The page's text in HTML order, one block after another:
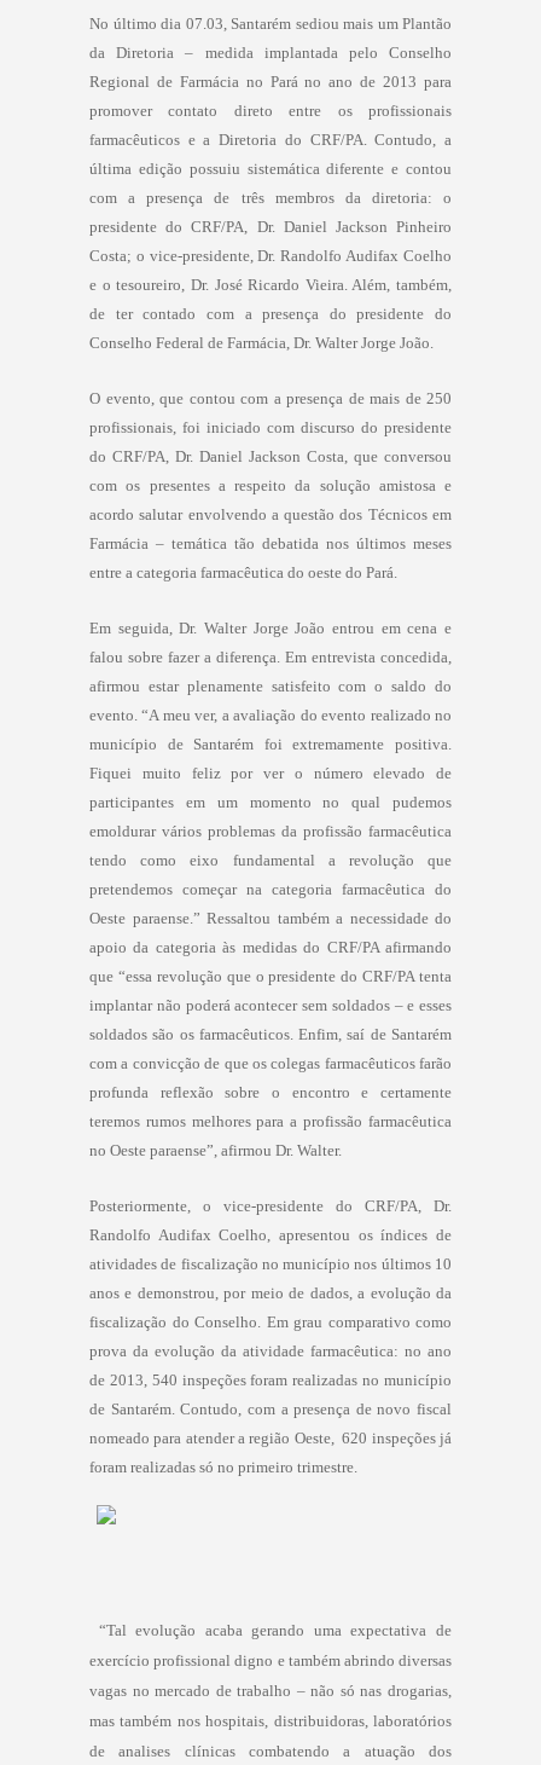
No último dia 07.03, Santarém sediou mais um Plantão
da Diretoria – medida implantada pelo Conselho
Regional de Farmácia no Pará no ano de 2013 para
promover contato direto entre os profissionais
farmacêuticos e a Diretoria do CRF/PA. Contudo, a
última edição possuiu sistemática diferente e contou
com a presença de três membros da diretoria: o
presidente do CRF/PA, Dr. Daniel Jackson Pinheiro
Costa; o vice-presidente, Dr. Randolfo Audifax Coelho
e o tesoureiro, Dr. José Ricardo Vieira. Além, também,
de ter contado com a presença do presidente do
Conselho Federal de Farmácia, Dr. Walter Jorge João.
O evento, que contou com a presença de mais de 250
profissionais, foi iniciado com discurso do presidente
do CRF/PA, Dr. Daniel Jackson Costa, que conversou
com os presentes a respeito da solução amistosa e
acordo salutar envolvendo a questão dos Técnicos em
Farmácia – temática tão debatida nos últimos meses
entre a categoria farmacêutica do oeste do Pará.
Em seguida, Dr. Walter Jorge João entrou em cena e
falou sobre fazer a diferença. Em entrevista concedida,
afirmou estar plenamente satisfeito com o saldo do
evento. “A meu ver, a avaliação do evento realizado no
município de Santarém foi extremamente positiva.
Fiquei muito feliz por ver o número elevado de
participantes em um momento no qual pudemos
emoldurar vários problemas da profissão farmacêutica
tendo como eixo fundamental a revolução que
pretendemos começar na categoria farmacêutica do
Oeste paraense.” Ressaltou também a necessidade do
apoio da categoria às medidas do CRF/PA afirmando
que “essa revolução que o presidente do CRF/PA tenta
implantar não poderá acontecer sem soldados – e esses
soldados são os farmacêuticos. Enfim, saí de Santarém
com a convicção de que os colegas farmacêuticos farão
profunda reflexão sobre o encontro e certamente
teremos rumos melhores para a profissão farmacêutica
no Oeste paraense”, afirmou Dr. Walter.
Posteriormente, o vice-presidente do CRF/PA, Dr.
Randolfo Audifax Coelho, apresentou os índices de
atividades de fiscalização no município nos últimos 10
anos e demonstrou, por meio de dados, a evolução da
fiscalização do Conselho. Em grau comparativo como
prova da evolução da atividade farmacêutica: no ano
de 2013, 540 inspeções foram realizadas no município
de Santarém. Contudo, com a presença de novo fiscal
nomeado para atender a região Oeste,
620 inspeções já
foram realizadas só no primeiro trimestre.
“Tal evolução acaba gerando uma expectativa de
exercício profissional digno e também abrindo diversas
vagas no mercado de trabalho – não só nas drogarias,
mas também nos hospitais, distribuidoras, laboratórios
de analises clínicas combatendo a atuação dos